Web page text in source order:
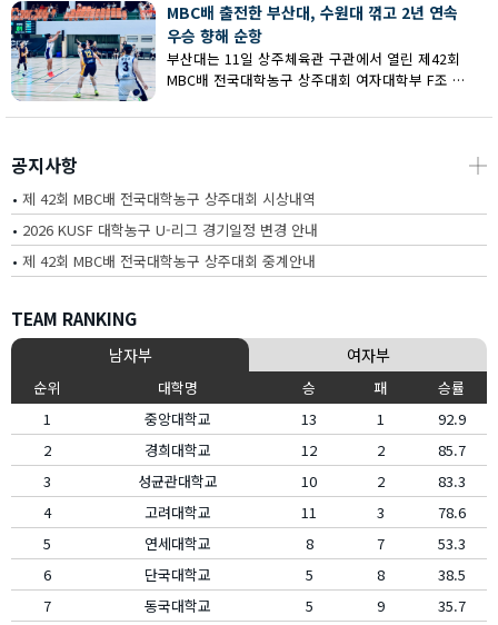
MBC배 출전한 부산대, 수원대 꺾고 2년 연속
우승 향해 순항
부산대는 11일 상주체육관 구관에서 열린 제42회
MBC배 전국대학농구 상주대회 여자대학부 F조 예
공지사항 ┼
• 제 42회 MBC배 전국대학농구 상주대회 시상내역
• 2026 KUSF 대학농구 U-리그 경기일정 변경 안내
• 제 42회 MBC배 전국대학농구 상주대회 중계안내
TEAM RANKING
남자부 여자부
순위 대학명 승 패
승률
1
중앙대학교 13 1
92.9
2
경희대학교 12 2
85.7
3
성균관대학교 10 2
83.3
4
고려대학교 11 3
78.6
5
연세대학교 8 7
53.3
6
단국대학교 5 8
38.5
7
동국대학교 5 9
35.7